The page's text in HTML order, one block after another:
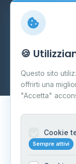
Dati forniti da
🍪
Questo sito
offrirti una
"Accetta"
Cookie
Sempre attivi